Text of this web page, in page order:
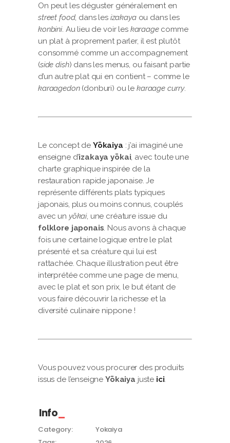
On peut les déguster généralement en
street food, dans les izakayaou dans les
konbini. Au lieu de voir les karaagecomme
un plat à proprement parler, il est plutôt
consommé comme un accompagnement
(side dish) dans les menus, ou faisant partie
d’un autre plat qui en contient – comme le
karaagedon (donburi) ou le karaage curry.
Le concept de Yōkaiya : j’ai imaginé une
enseigne d’izakaya yōkai, avec toute une
charte graphique inspirée de la
restauration rapide japonaise. Je
représente différents plats typiques
japonais, plus ou moins connus, couplés
avec un yōkai, une créature issue du
folklore japonais. Nous avons à chaque
fois une certaine logique entre le plat
présenté et sa créature qui lui est
rattachée. Chaque illustration peut être
interprétée comme une page de menu,
avec le plat et son prix, le but étant de
vous faire découvrir la richesse et la
diversité culinaire nippone !
Vous pouvez vous procurer des produits
issus de l’enseigne Yōkaiya juste ici.
Info
Category:
Yokaiya